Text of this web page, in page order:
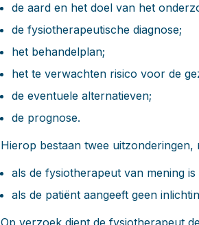
de aard en het doel van het
de fysiotherapeutische diagnose;
het behandelplan;
het te verwachten risico voor de
de eventuele alternatieven;
de prognose.
Hierop bestaan twee uitzonderingen,
als de fysiotherapeut van mening
als de patiënt aangeeft geen